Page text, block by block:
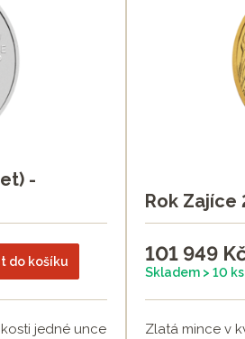
-
do košíku
jedné unce
Rok Zajíce
101 949
Skladem > 10 ks
Zlatá mince v